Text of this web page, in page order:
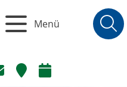
Menü